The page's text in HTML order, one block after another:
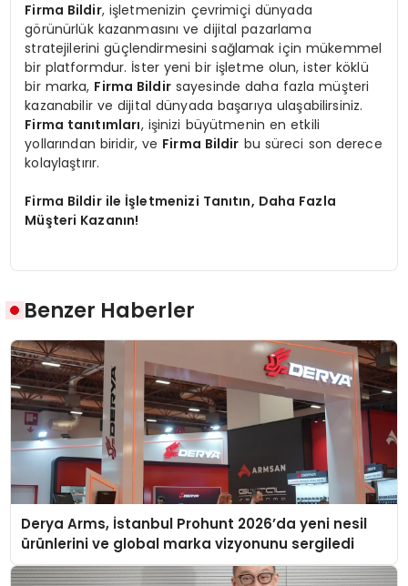
Firma Bildir, işletmenizin çevrimiçi dünyada
görünürlük kazanmasını ve dijital pazarlama
stratejilerini güçlendirmesini sağlamak için mükemmel
bir platformdur. İster yeni bir işletme olun, ister köklü
bir marka, Firma Bildirsayesinde daha fazla müşteri
kazanabilir ve dijital dünyada başarıya ulaşabilirsiniz.
Firma tanıtımları, işinizi büyütmenin en etkili
yollarından biridir, ve Firma Bildir bu süreci son derece
kolaylaştırır.
Firma Bildir ile İşletmenizi Tanıtın, Daha Fazla
Müşteri Kazanın!
Benzer Haberler
Derya Arms, İstanbul Prohunt 2026’da yeni nesil
ürünlerini ve global marka vizyonunu sergiledi